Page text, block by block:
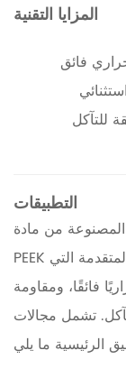
المزايا التقنية
فائق
للتآكل
التطبيقات
من مادة
PEEK على نطاق واسع في التطبيقات الهندسية المتقدمة التي
فائقًا، ومقاومة
تشمل مجالات